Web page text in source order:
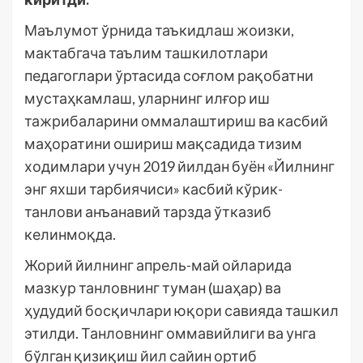
Маълумот ўрнида таъкидлаш жоизки,
мактабгача таълим ташкилотлари
педагоглари ўртасида соғлом рақобатни
мустаҳкамлаш, уларнинг илғор иш
тажрибаларини оммалаштириш ва касбий
маҳоратини ошириш мақсадида тизим
ходимлари учун 2019 йилдан буён «Йилнинг
энг яхши тарбиячиси» касбий кўрик-
танлови анъанавий тарзда ўтказиб
келинмоқда.
Жорий йилнинг апрель-май ойларида
мазкур танловнинг туман (шаҳар) ва
ҳудудий босқичлари юқори савияда ташкил
этилди. Танловнинг оммавийлиги ва унга
бўлган қизиқиш йил сайин ортиб